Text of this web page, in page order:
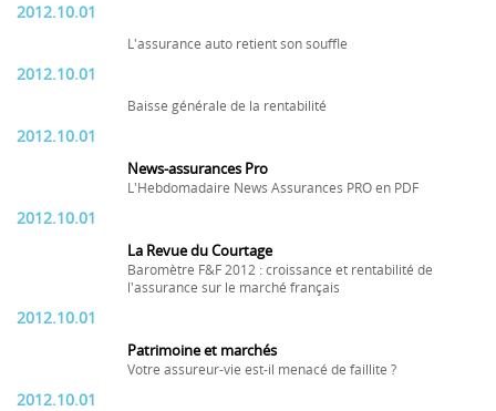
2012.10.01
L'assurance auto retient son souffle
2012.10.01
Baisse générale de la rentabilité
2012.10.01
News-assurances Pro
L'Hebdomadaire News Assurances PRO en PDF
2012.10.01
La Revue du Courtage
Baromètre F&F 2012 : croissance et rentabilité de
l'assurance sur le marché français
2012.10.01
Patrimoine et marchés
Votre assureur-vie est-il menacé de faillite ?
2012.10.01